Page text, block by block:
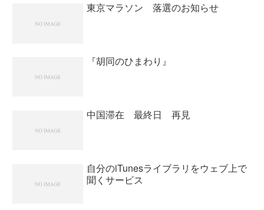
東京マラソン 落選のお知らせ
『胡同のひまわり』
中国滞在 最終日 再見
自分のiTunesライブラリをウェブ上で
聞くサービス